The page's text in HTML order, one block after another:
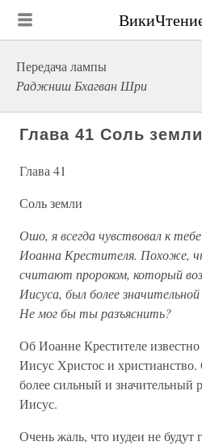
Передача лампы
Раджниш Бхагван Шри
Глава 41 Соль земли
Глава 41
Соль земли
Ошо, я всегда чувствовал к
Иоанна Крестителя. Похоже,
считают пророком, который
Иисуса, был более
Не мог бы ты разъяснить?
Об Иоанне Крестителе
Иисус Христос и
более сильный и значительный
Иисус.
Очень жаль, что иудеи не будут